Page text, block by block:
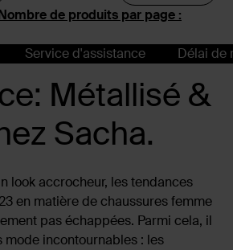
de produits par page :
Service d'assistance Délai de
Métallisé &
Sacha.
look accrocheur, les tendances
en matière de chaussures femme
pas échappées. Parmi cela, il
mode incontournables : les